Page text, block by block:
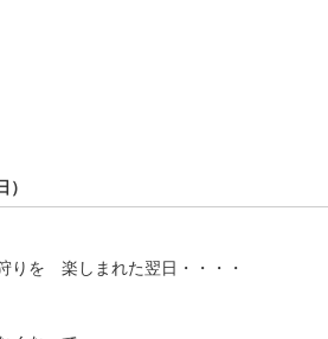
楽しまれた翌日・・・・